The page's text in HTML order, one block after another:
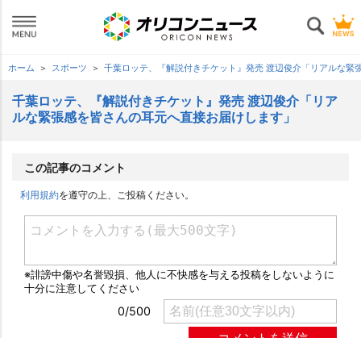
ホーム スポーツ 千葉ロッテ、『解説付きチケット』発売 渡辺俊介「リアルな
千葉ロッテ、『解説付きチケット』発売 渡辺俊介「リア
ルな緊張感を皆さんの耳元へ直接お届けします」
この記事のコメント
利用規約を遵守の上、ご投稿ください。